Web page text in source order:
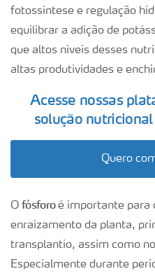
fotossíntese e regulação
equilibrar a adição de
que altos níveis desses
altas produtividades e
Acesse nossas
solução
Quero
O fósforoé importante para
enraizamento da planta,
transplantio, assim como no
Especialmente durante